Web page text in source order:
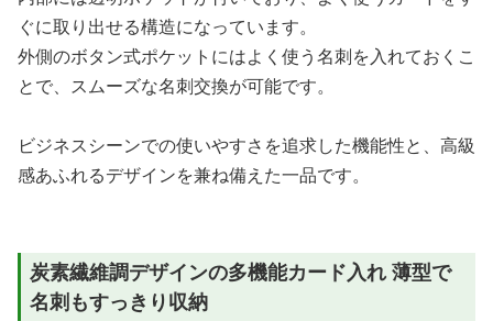
ぐに取り出せる構造になっています。
外側のボタン式ポケットにはよく使う名刺を入れておくこ
とで、スムーズな名刺交換が可能です。
ビジネスシーンでの使いやすさを追求した機能性と、高級
感あふれるデザインを兼ね備えた一品です。
炭素繊維調デザインの多機能カード入れ 薄型で
名刺もすっきり収納